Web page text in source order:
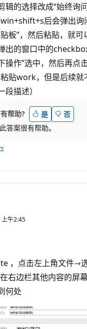
辑的选择改成“始终询
后会弹出询
板”，然后粘贴，就可
出的窗口中的
操作”选中，然后再点
贴work，但是后续就
段描述）
帮助? 是
否
答案很有帮助。
午2:45
，点击左上角文件→
右边栏其他内容的屏
何处